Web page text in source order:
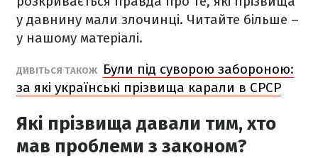
у давнину мали злочинці. Читайте більше –
у нашому матеріалі.
ДИВІТЬСЯ ТАКОЖ
Були під суворою забороною:
за які українські прізвища карали в СРСР
Які прізвища давали тим, хто
мав проблеми з законом?